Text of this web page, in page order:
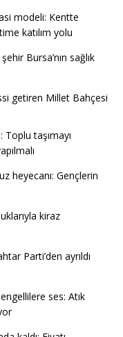
modeli: Kentte
katılım yolu
Bursa’nın sağlık
getiren Millet Bahçesi
Toplu taşımayı
heyecanı: Gençlerin
kiraz
Parti’den ayrıldı
ses: Atık